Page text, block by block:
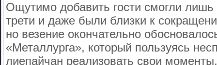
Ощутимо добавить гости смогли лишь
трети и даже были близки к
но везение окончательно
«Металлурга», который пользуясь
лиепайчан реализовать свои